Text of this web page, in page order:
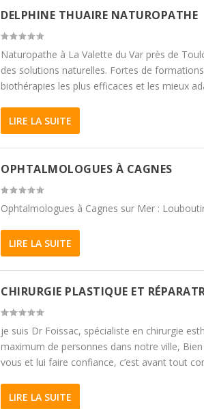
DELPHINE THUAIRE NATUROPATHE
Naturopathe à La Valette du Var près de
des solutions naturelles. Fortes de
biothérapies les plus efficaces et les mieux
LIRE LA SUITE
OPHTALMOLOGUES À CAGNES
Ophtalmologues à Cagnes sur Mer :
LIRE LA SUITE
CHIRURGIE PLASTIQUE ET
je suis Dr Foissac, spécialiste en chirurgie
maximum de personnes dans notre ville,
vous et lui faire confiance, c’est avant tout
LIRE LA SUITE